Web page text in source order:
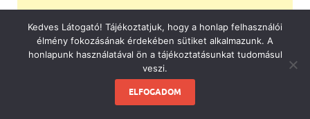
Kedves Látogató! Tájékoztatjuk, hogy a honlap felhasználói
élmény fokozásának érdekében sütiket alkalmazunk. A
honlapunk használatával ön a tájékoztatásunkat tudomásul
veszi.
ELFOGADOM